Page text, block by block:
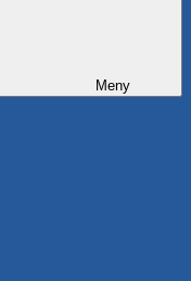
Meny